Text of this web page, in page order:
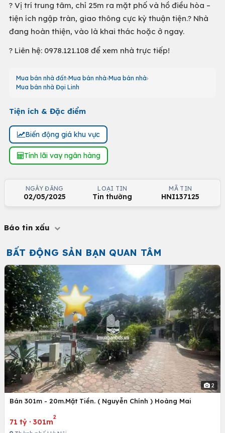
? Vị trí trung tâm, chỉ 25m ra mặt phố và hồ điều hòa –
tiện ích ngập tràn, giao thông cực kỳ thuận tiện.? Nhà
đang hoàn thiện, vào là khai thác hoặc ở ngay.
? Liên hệ: 0978.121.108 để xem nhà trực tiếp!
Mua bán nhà đất Mua bán nhà Mua bán nhà
Mua bán nhà Đại Linh
Tiện ích & Đặc điểm
Biến động giá khu vực
Tính lãi vay ngân hàng
NGÀY ĐĂNG
02/05/2025
LOẠI TIN
Tin thường
MÃ TIN
HNI137125
Báo tin xấu
BẤT ĐỘNG SẢN BẠN QUAN TÂM
2
Bán 301m - 20m.Mặt Tiền. ( Nguyễn Chính ) Hoàng Mai
71 tỷ · 301m
2